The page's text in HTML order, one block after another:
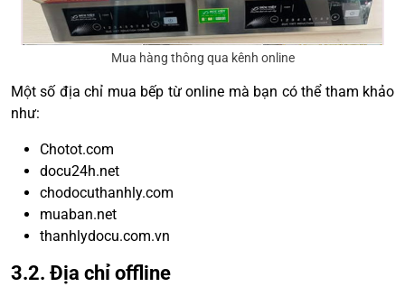
Mua hàng thông qua kênh online
Một số địa chỉ mua bếp từ online mà bạn có thể tham khảo
như:
Chotot.com
docu24h.net
chodocuthanhly.com
muaban.net
thanhlydocu.com.vn
3.2. Địa chỉ offline